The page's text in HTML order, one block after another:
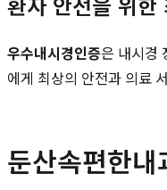
우수내시경인증은 내시경
에게 최상의 안전과 의료
둔산속편한